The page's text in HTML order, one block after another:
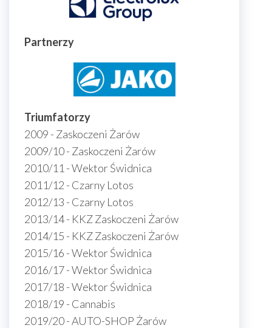
Partnerzy
Triumfatorzy
2009 - Zaskoczeni Żarów
2009/10 - Zaskoczeni Żarów
2010/11 - Wektor Świdnica
2011/12 - Czarny Lotos
2012/13 - Czarny Lotos
2013/14 - KKZ Zaskoczeni Żarów
2014/15 - KKZ Zaskoczeni Żarów
2015/16 - Wektor Świdnica
2016/17 - Wektor Świdnica
2017/18 - Wektor Świdnica
2018/19 - Cannabis
2019/20 - AUTO-SHOP Żarów